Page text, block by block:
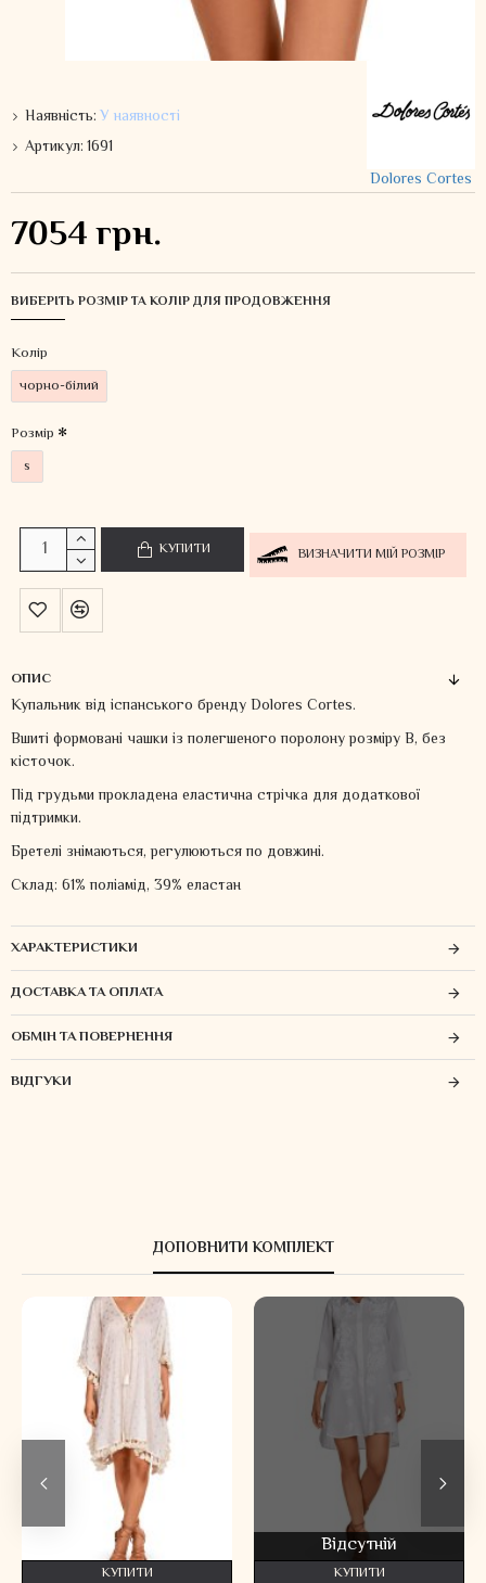
Наявність:У наявності
Артикул:1691
Dolores Cortes
7054 грн.
ВИБЕРІТЬ РОЗМІР ТА КОЛІР ДЛЯ ПРОДОВЖЕННЯ
Колiр
чорно-білий
Розмір
s
КУПИТИ ВИЗНАЧИТИ МІЙ РОЗМІР
ОПИС
Купальник від іспанського бренду Dolores Cortes.
Вшиті формовані чашки із полегшеного поролону розміру В, без
кісточок.
Під грудьми прокладена еластична стрічка для додаткової
підтримки.
Бретелі знімаються, регулюються по довжині.
Склад: 61% поліамід, 39% еластан
ХАРАКТЕРИСТИКИ
ДОСТАВКА ТА ОПЛАТА
ОБМІН ТА ПОВЕРНЕННЯ
ВІДГУКИ
ДОПОВНИТИ КОМПЛЕКТ
КУПИТИ
Відсутній
КУПИТИ